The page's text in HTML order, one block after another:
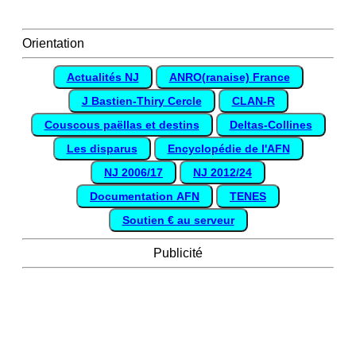
Orientation
Actualités NJ
ANRO(ranaise) France
J Bastien-Thiry Cercle
CLAN-R
Couscous paëllas et destins
Deltas-Collines
Les disparus
Encyclopédie de l'AFN
NJ 2006/17
NJ 2012/24
Documentation AFN
TENES
Soutien € au serveur
Publicité